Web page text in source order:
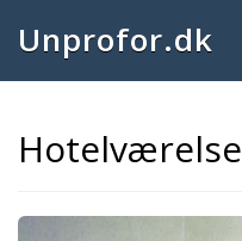
Unprofor.dk
Hotelværelse
Previous